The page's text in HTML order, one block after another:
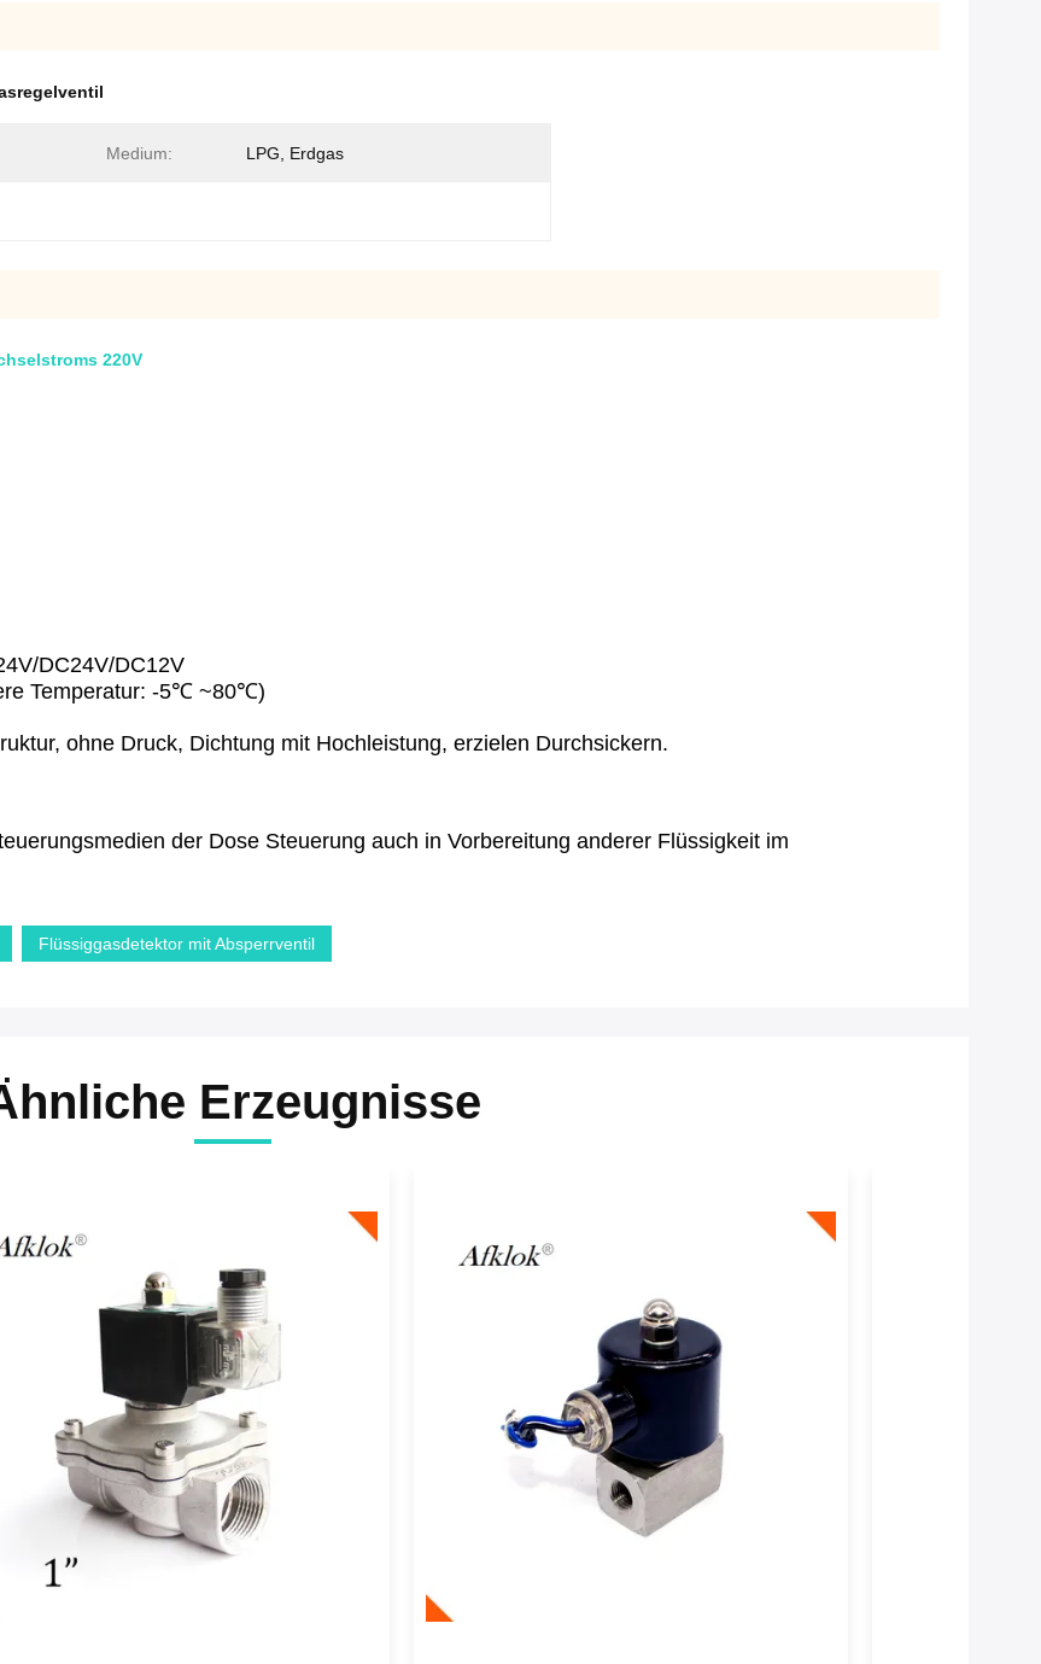
Medium: LPG, Erdgas
220V
DC24V/DC12V
Temperatur: -5℃ ~80℃)
ohne Druck, Dichtung mit Hochleistung, erzielen Durchsickern.
der Dose Steuerung auch in Vorbereitung anderer Flüssigkeit im
Flüssiggasdetektor mit Absperrventil
Erzeugnisse